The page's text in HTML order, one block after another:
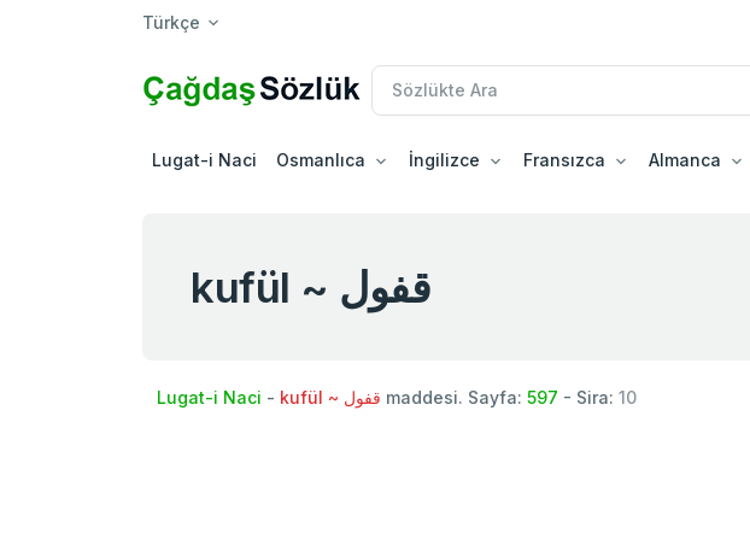
Türkçe
Lugat-i Naci Osmanlıca İngilizce Fransızca Almanca
kufül ~ قفول
Lugat-i Naci - kufül ~ قفول maddesi. Sayfa: 597 - Sira: 10